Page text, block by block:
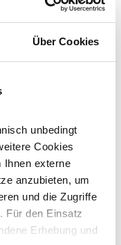
Über Cookies
unbedingt
Cookies
Ihnen externe
anzubieten, um
und die Zugriffe
Für den Einsatz
Erhebung und